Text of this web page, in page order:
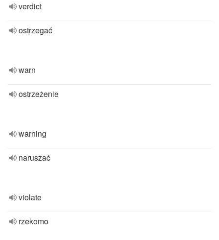
verdict
ostrzegać
warn
ostrzeżenie
warning
naruszać
violate
rzekomo